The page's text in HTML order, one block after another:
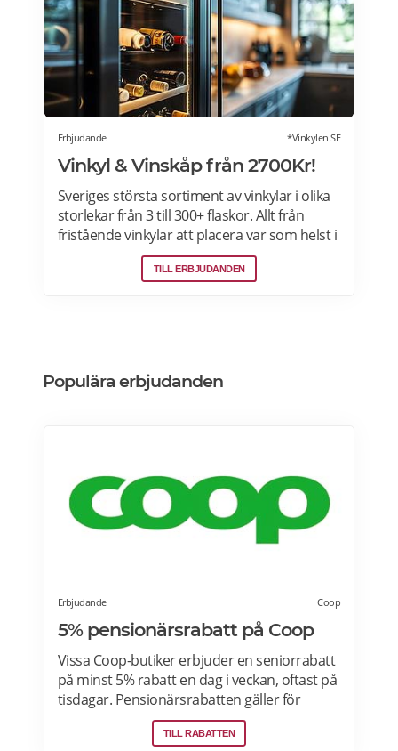
Erbjudande *Vinkylen SE
Vinkyl & Vinskåp från 2700Kr!
Sveriges största sortiment av vinkylar i olika
storlekar från 3 till 300+ flaskor. Allt från
fristående vinkylar att placera var som helst i
hemmet, till inbyggda eller integrerbara
vinkylar som elegant smälter in i
TILL ERBJUDANDEN
Populära erbjudanden
Erbjudande Coop
5% pensionärsrabatt på Coop
Vissa Coop-butiker erbjuder en seniorrabatt
på minst 5% rabatt en dag i veckan, oftast på
tisdagar. Pensionärsrabatten gäller för
medlemmar som är 65 år eller äldre enbart
vid köp i fysiska Coop-butiker. Rabatt ges på
TILL RABATTEN